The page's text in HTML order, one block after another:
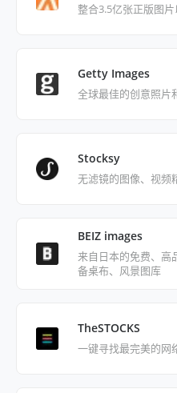
整合3.5亿张正版图
Getty Images
全球最佳的创意照片
Stocksy
无滤镜的图像、视频
BEIZ images
来自日本的免费、高
备桌布、风景图库
TheSTOCKS
一键寻找最完美的网